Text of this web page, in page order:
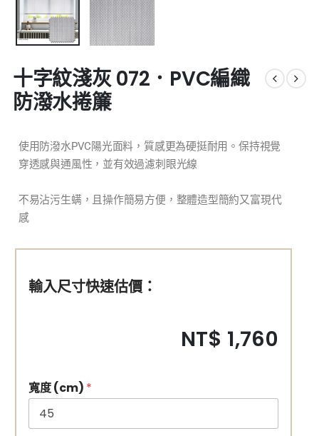
十字紋淺灰 072．PVC編織
防潑水捲簾
使用防潑水PVC陽光面料，質感更為硬挺耐用。保持視覺
穿透感與通風性，並有效過濾刺眼光線
不易沾污生螨，且操作簡易方便，整體造型簡約又富現代
感
輸入尺寸快速估價：
NT$ 1,760
寬度 (cm) *